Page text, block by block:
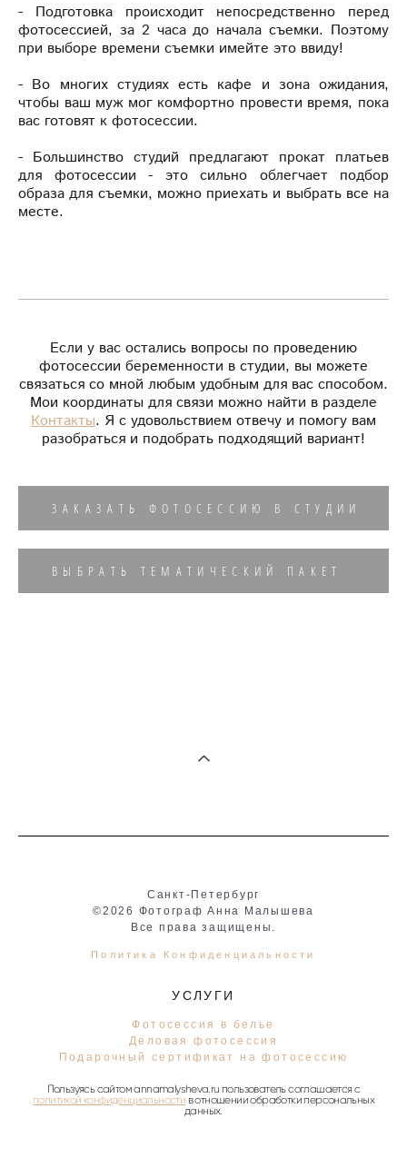
- Подготовка происходит непосредственно перед
фотосессией, за 2 часа до начала съемки. Поэтому
при выборе времени съемки имейте это ввиду!
- Во многих студиях есть кафе и зона ожидания,
чтобы ваш муж мог комфортно провести время, пока
вас готовят к фотосессии.
- Большинство студий предлагают прокат платьев
для фотосессии - это сильно облегчает подбор
образа для съемки, можно приехать и выбрать все на
месте.
Если у вас остались вопросы по проведению
фотосессии беременности в студии, вы можете
связаться со мной любым удобным для вас способом.
Контакты. Я с удовольствием отвечу и помогу вам
разобраться и подобрать подходящий вариант!
ЗАКАЗАТЬ ФОТОСЕССИЮ В СТУДИИ
ВЫБРАТЬ ТЕМАТИЧЕСКИЙ ПАКЕТ
Санкт-Петербург
©2026 Фотограф Анна Малышева
Все права защищены.
Политика Конфиденциальности
УСЛУГИ
Фотосессия в белье
Деловая фотосессия
Подарочный сертификат на фотосессию
Пользуясь сайтом annamalysheva.ru пользователь соглашается с
политикой конфиденциальности в отношении обработки персональных
данных.